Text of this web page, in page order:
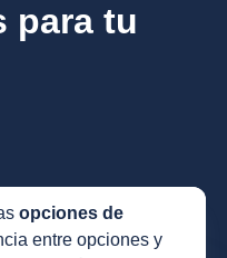
para tu
opciones de
entre opciones y